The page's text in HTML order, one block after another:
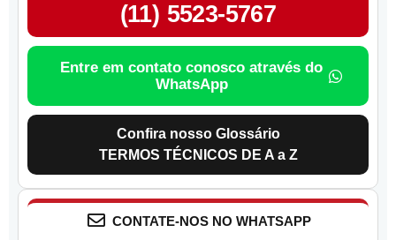
(11) 5523-5767
Entre em contato conosco através do
WhatsApp
Confira nosso Glossário
TERMOS TÉCNICOS DE A a Z
CONTATE-NOS NO WHATSAPP